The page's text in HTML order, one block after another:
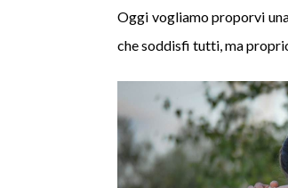
Oggi vogliamo proporvi
che soddisfi tutti, ma